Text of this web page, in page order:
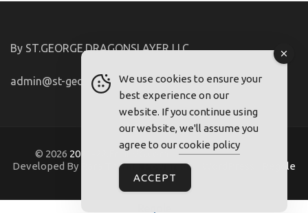
By ST.GEORGE.DRAGONSLAYER LLC
admin@st-george-dragonslayer.com
© 2026 2021-22.FriuliVG.com
. Metro Magazine Pro |
Developed By
Rara Theme. Powered by Regole
We use cookies to ensure your
best experience on our
website. If you continue using
our website, we'll assume you
agree to ourcookie policy
ACCEPT